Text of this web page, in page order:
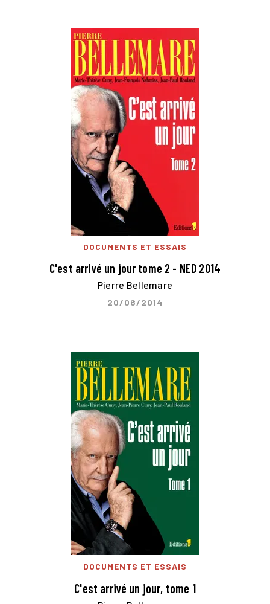
DOCUMENTS ET ESSAIS
C'est arrivé un jour tome 2 - NED 2014
Pierre Bellemare
20/08/2014
DOCUMENTS ET ESSAIS
C'est arrivé un jour, tome 1